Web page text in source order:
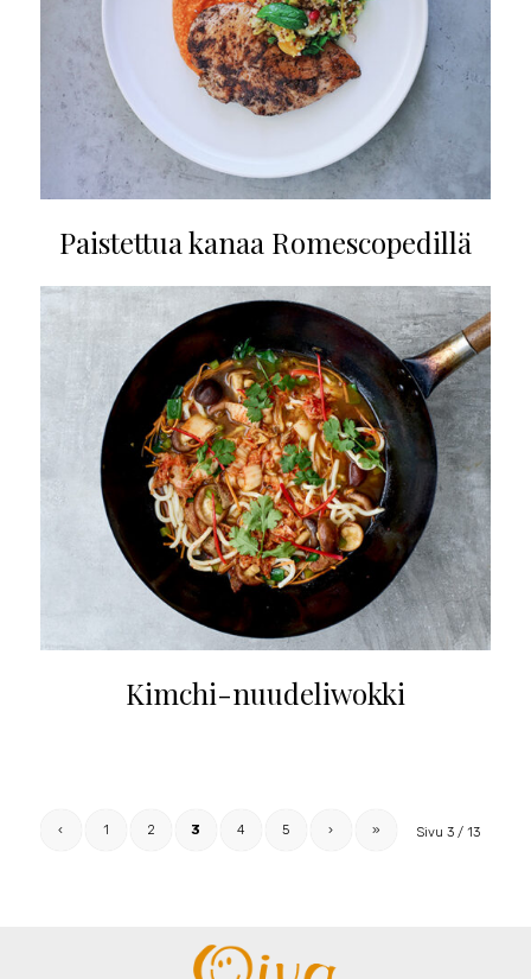
Paistettua kanaa Romescopedillä
Kimchi-nuudeliwokki
Sivu 3 / 13
‹ 1 2 3 4 5 › »